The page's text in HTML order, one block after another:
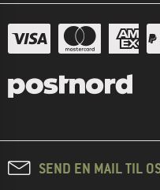
SEND EN MAIL TIL